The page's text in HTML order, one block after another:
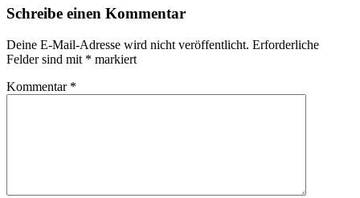
Schreibe einen Kommentar
Deine E-Mail-Adresse wird nicht veröffentlicht. Erforderliche
Felder sind mit * markiert
Kommentar *